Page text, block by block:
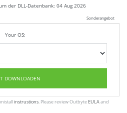
der DLL-Datenbank: 04 Aug 2026
Sonderangebot
Your OS:
DOWNLOADEN
instrustions. Please review Outbyte EULAand